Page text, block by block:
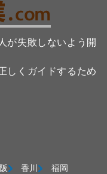
が失敗しないよう開
しくガイドするため
香川 福岡